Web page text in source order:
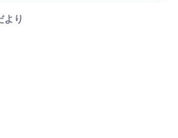
より